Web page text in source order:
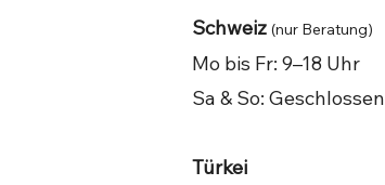
Schweiz(nur Beratung)
Mo bis Fr: 9–18 Uhr
Sa & So: Geschlossen
Türkei